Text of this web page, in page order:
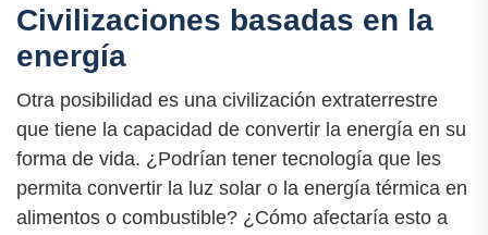
Civilizaciones basadas en la
energía
Otra posibilidad es una civilización extraterrestre
que tiene la capacidad de convertir la energía en su
forma de vida. ¿Podrían tener tecnología que les
permita convertir la luz solar o la energía térmica en
alimentos o combustible? ¿Cómo afectaría esto a